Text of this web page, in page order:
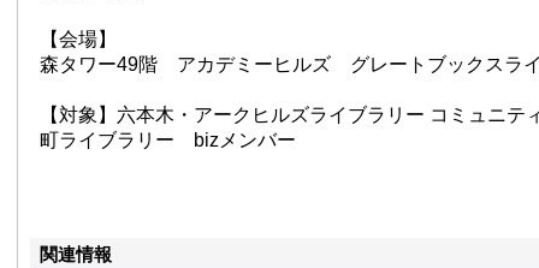
【会場】
森タワー49階 アカデミーヒルズ グレートブックスラ
【対象】六本木・アークヒルズライブラリー コミュニテ
町ライブラリー bizメンバー
関連情報